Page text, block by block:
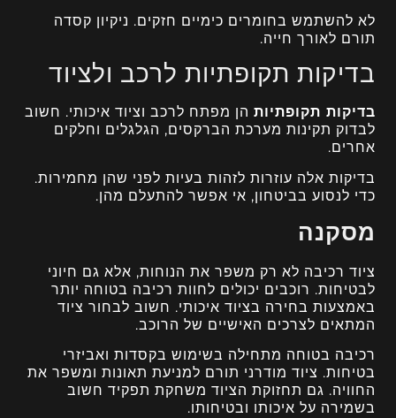
לא להשתמש בחומרים כימיים חזקים. ניקיון קסדה
תורם לאורך חייה.
בדיקות תקופתיות לרכב ולציוד
בדיקות תקופתיות הן מפתח לרכב וציוד איכותי. חשוב
לבדוק תקינות מערכת הברקסים, הגלגלים וחלקים
אחרים.
בדיקות אלה עוזרות לזהות בעיות לפני שהן מחמירות.
כדי לנסוע בביטחון, אי אפשר להתעלם מהן.
מסקנה
ציוד רכיבה לא רק משפר את הנוחות, אלא גם חיוני
לבטיחות. רוכבים יכולים לחוות רכיבה בטוחה יותר
באמצעות בחירה בציוד איכותי. חשוב לבחור ציוד
המתאים לצרכים האישיים של הרוכב.
רכיבה בטוחה מתחילה בשימוש בקסדות ואביזרי
בטיחות. ציוד מודרני תורם למניעת תאונות ומשפר את
החוויה. גם תחזוקת הציוד משחקת תפקיד חשוב
בשמירה על איכותו ובטיחותו.